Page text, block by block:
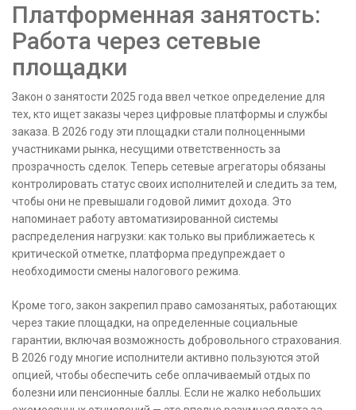
Платформенная занятость:
Работа через сетевые
площадки
Закон о занятости 2025 года ввел четкое определение для
тех, кто ищет заказы через цифровые платформы и службы
заказа. В 2026 году эти площадки стали полноценными
участниками рынка, несущими ответственность за
прозрачность сделок. Теперь сетевые агрегаторы обязаны
контролировать статус своих исполнителей и следить за тем,
чтобы они не превышали годовой лимит дохода. Это
напоминает работу автоматизированной системы
распределения нагрузки: как только вы приближаетесь к
критической отметке, платформа предупреждает о
необходимости смены налогового режима.
Кроме того, закон закрепил право самозанятых, работающих
через такие площадки, на определенные социальные
гарантии, включая возможность добровольного страхования.
В 2026 году многие исполнители активно пользуются этой
опцией, чтобы обеспечить себе оплачиваемый отдых по
болезни или пенсионные баллы. Если не жалко небольших